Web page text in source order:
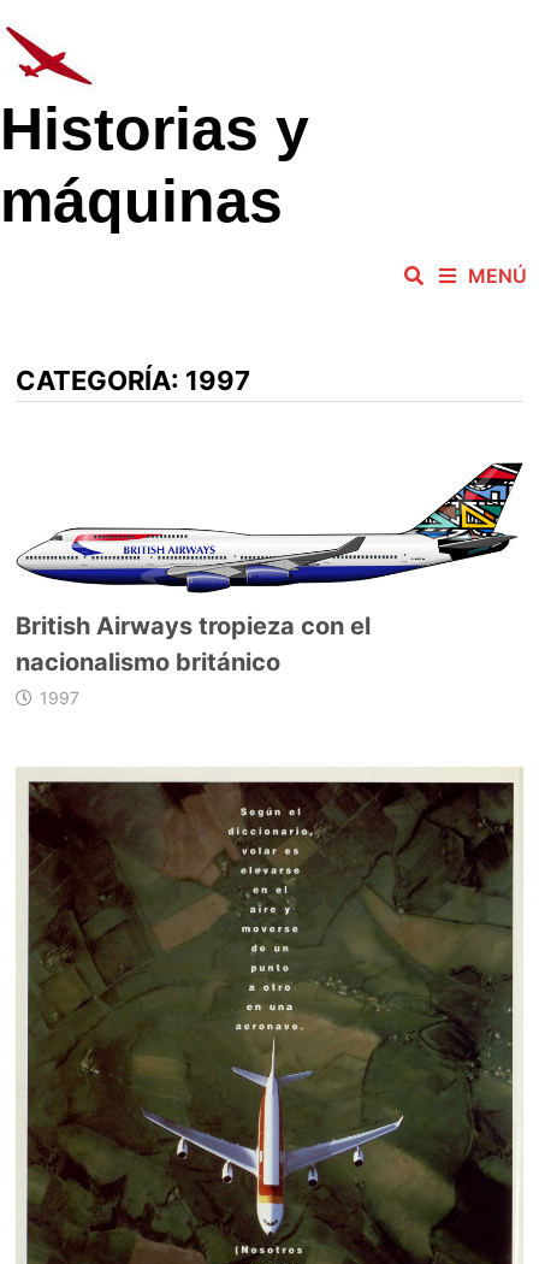
al
contenido
Historias y
máquinas
MENÚ
CATEGORÍA: 1997
British Airways tropieza con el
nacionalismo británico
1997